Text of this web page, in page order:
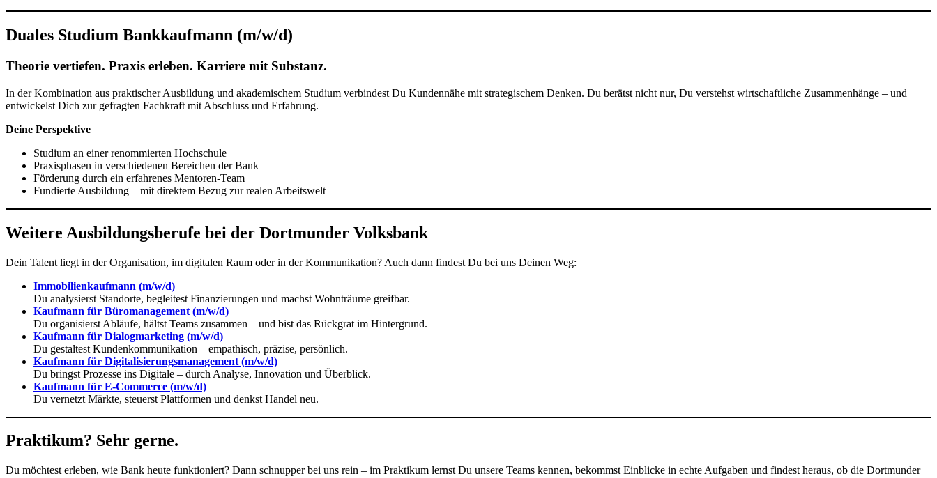
Duales Studium Bankkaufmann (m/w/d)
Theorie vertiefen. Praxis erleben. Karriere mit Substanz.
In der Kombination aus praktischer Ausbildung und akademischem Studium verbindest Du Kundennähe mit strategischem Denken. Du berätst nicht nur, Du verstehst wirtschaftliche Zusammenhänge – und
entwickelst Dich zur gefragten Fachkraft mit Abschluss und Erfahrung.
Deine Perspektive
Studium an einer renommierten Hochschule
Praxisphasen in verschiedenen Bereichen der Bank
Förderung durch ein erfahrenes Mentoren-Team
Fundierte Ausbildung – mit direktem Bezug zur realen Arbeitswelt
Weitere Ausbildungsberufe bei der Dortmunder Volksbank
Dein Talent liegt in der Organisation, im digitalen Raum oder in der Kommunikation? Auch dann findest Du bei uns Deinen Weg:
Immobilienkaufmann (m/w/d)
Du analysierst Standorte, begleitest Finanzierungen und machst Wohnträume greifbar.
Kaufmann für Büromanagement (m/w/d)
Du organisierst Abläufe, hältst Teams zusammen – und bist das Rückgrat im Hintergrund.
Kaufmann für Dialogmarketing (m/w/d)
Du gestaltest Kundenkommunikation – empathisch, präzise, persönlich.
Kaufmann für Digitalisierungsmanagement (m/w/d)
Du bringst Prozesse ins Digitale – durch Analyse, Innovation und Überblick.
Kaufmann für E-Commerce (m/w/d)
Du vernetzt Märkte, steuerst Plattformen und denkst Handel neu.
Praktikum? Sehr gerne.
Du möchtest erleben, wie Bank heute funktioniert? Dann schnupper bei uns rein – im Praktikum lernst Du unsere Teams kennen, bekommst Einblicke in echte Aufgaben und findest heraus, ob die Dortmunder